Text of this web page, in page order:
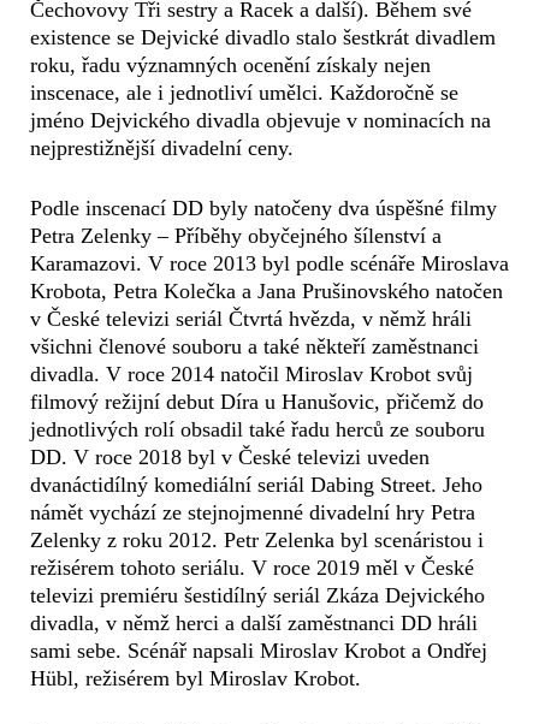
Čechovovy Tři sestry a Racek a další). Během své
existence se Dejvické divadlo stalo šestkrát divadlem
roku, řadu významných ocenění získaly nejen
inscenace, ale i jednotliví umělci. Každoročně se
jméno Dejvického divadla objevuje v nominacích na
nejprestižnější divadelní ceny.
Podle inscenací DD byly natočeny dva úspěšné filmy
Petra Zelenky – Příběhy obyčejného šílenství a
Karamazovi. V roce 2013 byl podle scénáře Miroslava
Krobota, Petra Kolečka a Jana Prušinovského natočen
v České televizi seriál Čtvrtá hvězda, v němž hráli
všichni členové souboru a také někteří zaměstnanci
divadla. V roce 2014 natočil Miroslav Krobot svůj
filmový režijní debut Díra u Hanušovic, přičemž do
jednotlivých rolí obsadil také řadu herců ze souboru
DD. V roce 2018 byl v České televizi uveden
dvanáctidílný komediální seriál Dabing Street. Jeho
námět vychází ze stejnojmenné divadelní hry Petra
Zelenky z roku 2012. Petr Zelenka byl scenáristou i
režisérem tohoto seriálu. V roce 2019 měl v České
televizi premiéru šestidílný seriál Zkáza Dejvického
divadla, v němž herci a další zaměstnanci DD hráli
sami sebe. Scénář napsali Miroslav Krobot a Ondřej
Hübl, režisérem byl Miroslav Krobot.